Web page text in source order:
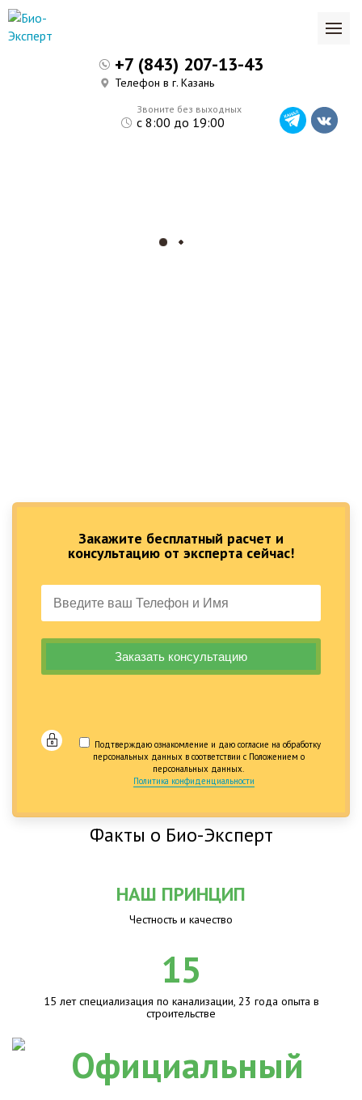
Закажите бесплатный расчет и
консультацию от эксперта сейчас!
Подтверждаю ознакомление и даю согласие на обработку
персональных данных в соответствии с Положением о
персональных данных.
Политика конфиденциальности
Звоните без выходных
с 8:00 до 19:00
+7 (843) 207-13-43
Телефон в г. Казань
Факты о Био-Эксперт
НАШ ПРИНЦИП
Честность и качество
15
15 лет специализация по канализации, 23 года опыта в
строительстве